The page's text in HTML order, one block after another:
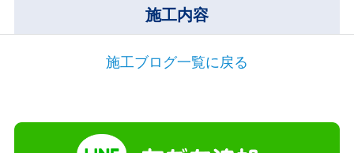
施工内容
施工ブログ一覧に戻る